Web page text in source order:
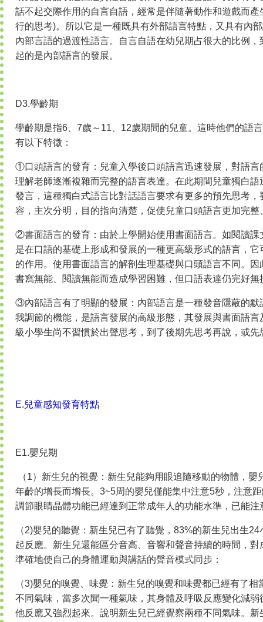
話不起交際作用的自言自語，經常是伴隨著動作和遊戲而
行的思考)。所以它是一種既具有外部語言特點，又具有內
內部言語的過渡性語言。自言自語在幼兒期占很大的比例
起的是內部語言的發展。
D3.學齡期
學齡期是指6、7歲～11、12歲期間的兒童。這時他們的語
有以下特徵：
①口頭語言的發育：兒童入學後口頭語言迅速發展，對語言
理解老師逐漸複雜而完整的語言表達。在此期間兒童獨白
發言，這種獨白式語言比對話語言要求有更多的預先思考
容，主次分明，目的指向清楚，促使兒童口頭語言更加完整
②書面語言的發育：由於上學開始使用書面語言。如閱讀課
是在口語的基礎上形成和發展的一種更高級形式的語言，
的作用。使用書面語言的解剖生理基礎與口頭語言不同。
書寫無能、閱讀無能而造成學習困難，但口語表達仍完好無
③內部語言有了明顯的發展：內部語言是一種發音隱蔽的默
我調節的機能，是語言發展的高級形態，其發展與書面語
級小學生尚不習慣於出聲思考，到了後期先思考再說，或
E.兒童感知發育特點
E1.嬰兒期
（1）新生兒的視覺：新生兒能夠用眼追隨移動的物體，
年齡的增長而增長。3~5周的嬰兒僅能集中注意5秒，注意
調節眼睛晶體功能已經達到正常成年人的功能水準，已能注
（2)嬰兒的聽覺：新生兒已有了聽覺，83%的新生兒出生
起反應。新生兒還能區分音高、音響和聲音持續的時間，
準確地使自己的身體運動與講話的聲音模式同步：
（3)嬰兒的嗅覺、味覺：新生兒的嗅覺和味覺都已經有了
不同氣味，當多次聞一種氣味，其身體及呼吸反應變化減
他反應又強烈起來。說明新生兒已經覺察兩種不同氣味。